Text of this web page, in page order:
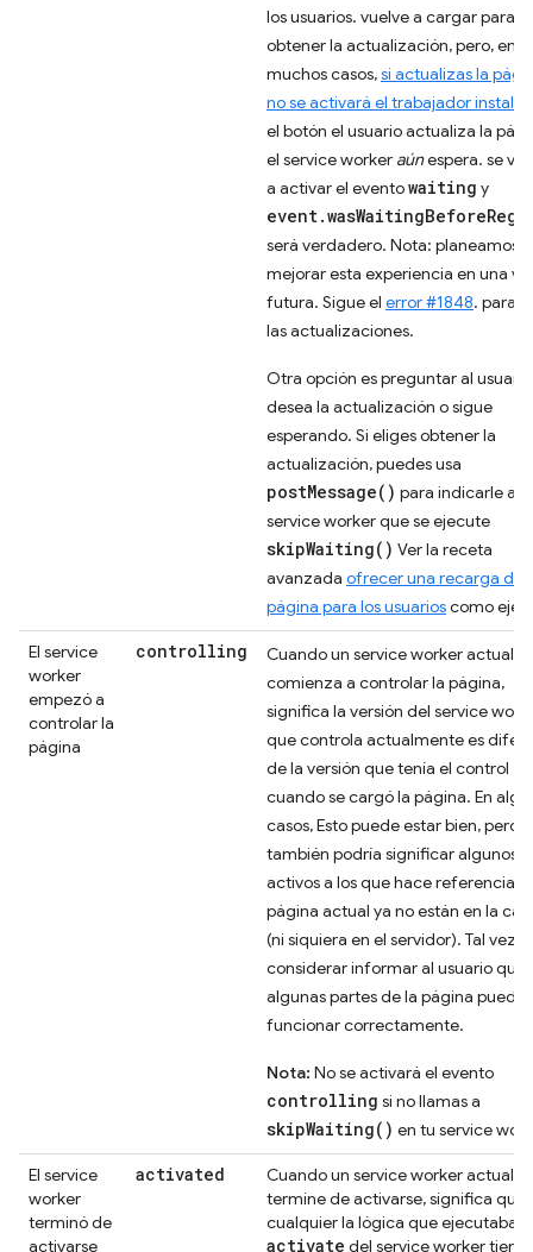
los usuarios. vuelve a cargar para
obtener la actualización, pero, en
muchos casos,si actualizas la
no se activará el trabajador
el botón el usuario actualiza la
el service worker aúnespera. se
a activar el eventowaiting y
será verdadero. Nota: planeamos
mejorar esta experiencia en una
futura. Sigue el error #1848. para
las actualizaciones.
Otra opción es preguntar al usuario
desea la actualización o sigue
esperando. Si eliges obtener la
actualización, puedes usa
postMessage() para indicarle al
service worker que se ejecute
skipWaiting() Ver la receta
avanzada ofrecer una recarga de
página para los usuarioscomo
El service
worker
empezó a
controlar la
página
controlling
Cuando un service worker
comienza a controlar la página,
significa la versión del service
que controla actualmente es
de la versión que tenía el control
cuando se cargó la página. En
casos, Esto puede estar bien, pero
también podría significar algunos
activos a los que hace referencia el
página actual ya no están en la
(ni siquiera en el servidor). Tal vez
considerar informar al usuario que
algunas partes de la página
funcionar correctamente.
Nota: No se activará el evento
controlling si no llamas a
skipWaiting() en tu service
El service
worker
terminó de
activarse
activated
Cuando un service worker
termine de activarse, significa que
cualquier la lógica que ejecutabas
activate del service worker tiene